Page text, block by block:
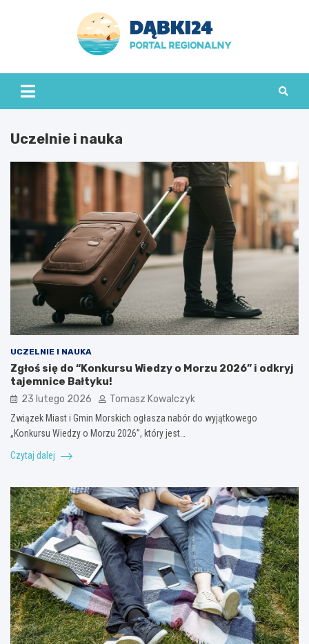
dabki24.pl
Uczelnie i nauka
UCZELNIE I NAUKA
Zgłoś się do “Konkursu Wiedzy o Morzu 2026” i odkryj
tajemnice Bałtyku!
23 lutego 2026 Tomasz Kowalczyk
Związek Miast i Gmin Morskich ogłasza nabór do wyjątkowego
„Konkursu Wiedzy o Morzu 2026”, który jest…
Czytaj dalej